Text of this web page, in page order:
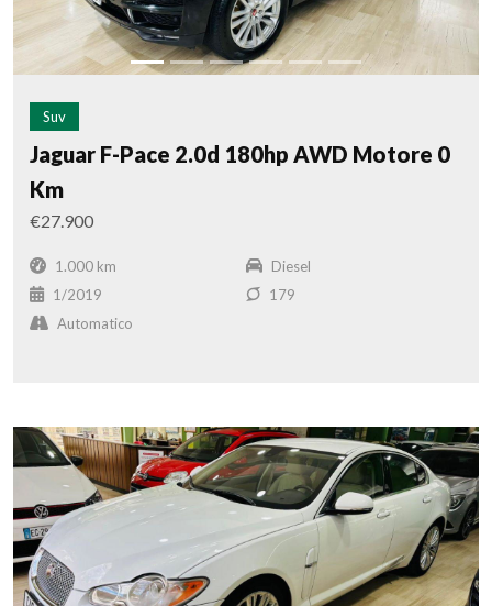
Suv
Jaguar F-Pace 2.0d 180hp AWD Motore 0
Km
€27.900
1.000 km
Diesel
1/2019
179
Automatico